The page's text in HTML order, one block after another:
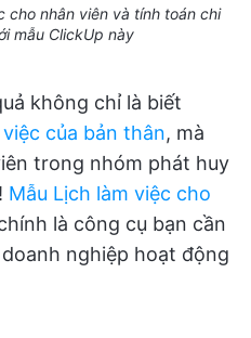
cho nhân viên và tính toán chi
mẫu ClickUp này
không chỉ là biết
của bản thân, mà
trong nhóm phát huy
Mẫu Lịch làm việc cho
là công cụ bạn cần
nghiệp hoạt động